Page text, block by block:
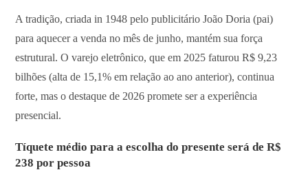
A tradição, criada in 1948 pelo publicitário João Doria (pai)
para aquecer a venda no mês de junho, mantém sua força
estrutural. O varejo eletrônico, que em 2025 faturou R$ 9,23
bilhões (alta de 15,1% em relação ao ano anterior), continua
forte, mas o destaque de 2026 promete ser a experiência
presencial.
Tíquete médio para a escolha do presente será de R$
238 por pessoa